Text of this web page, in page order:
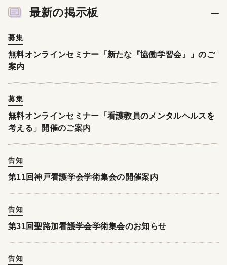
最新の掲示板
募集
無料オンラインセミナー「新たな『協働学習会』」のご
案内
募集
無料オンラインセミナー「看護教員のメンタルヘルスを
考える」開催のご案内
告知
第11回神戸看護学会学術集会の開催案内
告知
第31回聖路加看護学会学術集会のお知らせ
告知